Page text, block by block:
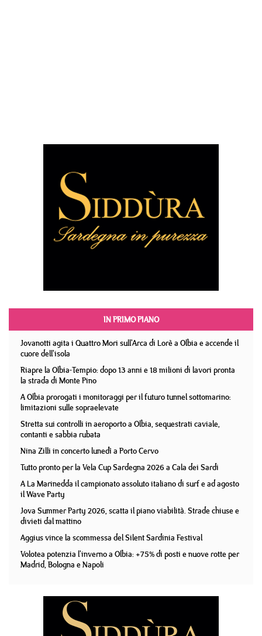
IN PRIMO PIANO
Jovanotti agita i Quattro Mori sull'Arca di Lorè a Olbia e accende il
cuore dell'isola
Riapre la Olbia-Tempio: dopo 13 anni e 18 milioni di lavori pronta
la strada di Monte Pino
A Olbia prorogati i monitoraggi per il futuro tunnel sottomarino:
limitazioni sulle sopraelevate
Stretta sui controlli in aeroporto a Olbia, sequestrati caviale,
contanti e sabbia rubata
Nina Zilli in concerto lunedì a Porto Cervo
Tutto pronto per la Vela Cup Sardegna 2026 a Cala dei Sardi
A La Marinedda il campionato assoluto italiano di surf e ad agosto
il Wave Party
Jova Summer Party 2026, scatta il piano viabilità. Strade chiuse e
divieti dal mattino
Aggius vince la scommessa del Silent Sardinia Festival
Volotea potenzia l'inverno a Olbia: +75% di posti e nuove rotte per
Madrid, Bologna e Napoli